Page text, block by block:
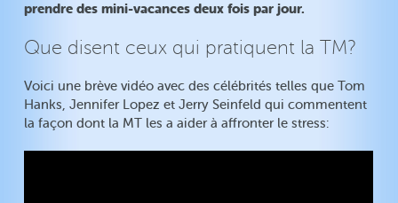
prendre des mini-vacances deux fois par jour.
Que disent ceux qui pratiquent la TM?
Voici une brève vidéo avec des célébrités telles que Tom
Hanks, Jennifer Lopez et Jerry Seinfeld qui commentent
la façon dont la MT les a aider à affronter le stress: